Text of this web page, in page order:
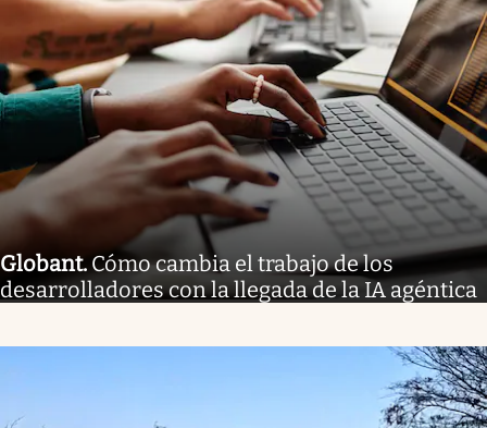
Globant. Cómo cambia el trabajo de los
desarrolladores con la llegada de la IA agéntica